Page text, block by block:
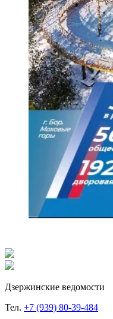
Дзержинские ведомости
Тел. +7 (939) 80-39-484